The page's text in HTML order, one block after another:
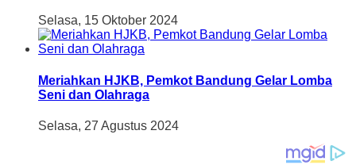
Selasa, 15 Oktober 2024
Meriahkan HJKB, Pemkot Bandung Gelar Lomba
Seni dan Olahraga
Selasa, 27 Agustus 2024